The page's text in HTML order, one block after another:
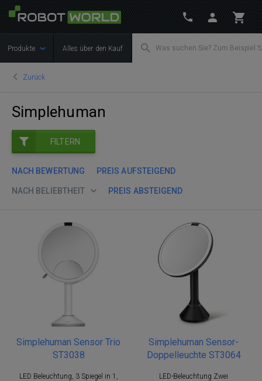
Produkte Alles über den Kauf
Zurück
Simplehuman
FILTERN
NACH BEWERTUNG PREIS AUFSTEIGEND
NACH BELIEBTHEIT PREIS ABSTEIGEND
Simplehuman Sensor Trio
ST3038
LED Beleuchtung, 3 Spiegel in 1,
Simplehuman Sensor-
Doppelleuchte ST3064
LED-Beleuchtung Zwei